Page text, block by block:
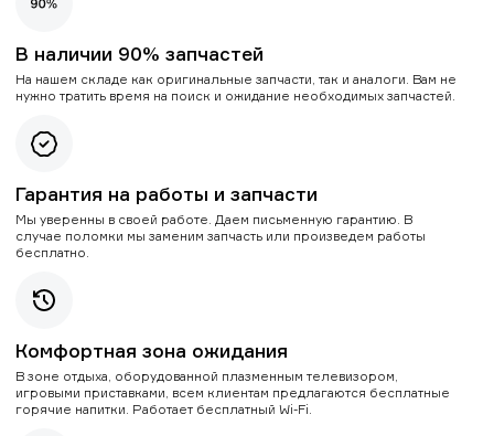
В наличии 90% запчастей
На нашем складе как оригинальные запчасти, так и аналоги. Вам не
нужно тратить время на поиск и ожидание необходимых запчастей.
Гарантия на работы и запчасти
Мы уверенны в своей работе. Даем письменную гарантию. В
случае поломки мы заменим запчасть или произведем работы
бесплатно.
Комфортная зона ожидания
В зоне отдыха, оборудованной плазменным телевизором,
игровыми приставками, всем клиентам предлагаются бесплатные
горячие напитки. Работает бесплатный Wi-Fi.